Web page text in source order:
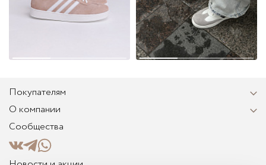
Покупателям
О компании
Сообщества